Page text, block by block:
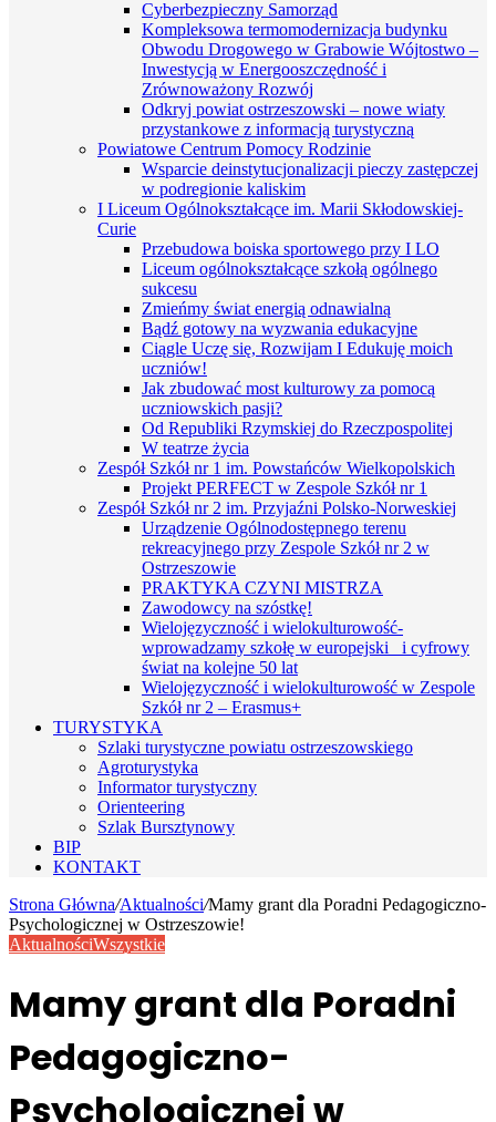
Cyberbezpieczny Samorząd
Kompleksowa termomodernizacja budynku
Obwodu Drogowego w Grabowie Wójtostwo –
Inwestycją w Energooszczędność i
Zrównoważony Rozwój
Odkryj powiat ostrzeszowski – nowe wiaty
przystankowe z informacją turystyczną
Powiatowe Centrum Pomocy Rodzinie
Wsparcie deinstytucjonalizacji pieczy zastępczej
w podregionie kaliskim
I Liceum Ogólnokształcące im. Marii Skłodowskiej-
Curie
Przebudowa boiska sportowego przy I LO
Liceum ogólnokształcące szkołą ogólnego
sukcesu
Zmieńmy świat energią odnawialną
Bądź gotowy na wyzwania edukacyjne
Ciągle Uczę się, Rozwijam I Edukuję moich
uczniów!
Jak zbudować most kulturowy za pomocą
uczniowskich pasji?
Od Republiki Rzymskiej do Rzeczpospolitej
W teatrze życia
Zespół Szkół nr 1 im. Powstańców Wielkopolskich
Projekt PERFECT w Zespole Szkół nr 1
Zespół Szkół nr 2 im. Przyjaźni Polsko-Norweskiej
Urządzenie Ogólnodostępnego terenu
rekreacyjnego przy Zespole Szkół nr 2 w
Ostrzeszowie
PRAKTYKA CZYNI MISTRZA
Zawodowcy na szóstkę!
Wielojęzyczność i wielokulturowość-
wprowadzamy szkołę w europejski i cyfrowy
świat na kolejne 50 lat
Wielojęzyczność i wielokulturowość w Zespole
Szkół nr 2 – Erasmus+
TURYSTYKA
Szlaki turystyczne powiatu ostrzeszowskiego
Agroturystyka
Informator turystyczny
Orienteering
Szlak Bursztynowy
BIP
KONTAKT
Strona Główna/Aktualności/Mamy grant dla Poradni Pedagogiczno-
Psychologicznej w Ostrzeszowie!
AktualnościWszystkie
Mamy grant dla Poradni
Pedagogiczno-
Psychologicznej w